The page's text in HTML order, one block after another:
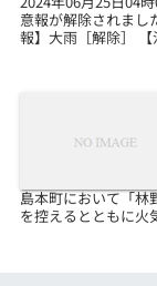
意報が解除されまし
報】大雨［解除］
島本町において「林
を控えるとともに火